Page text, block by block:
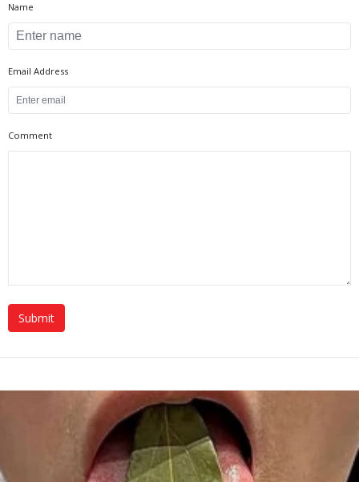
Name
Email Address
Comment